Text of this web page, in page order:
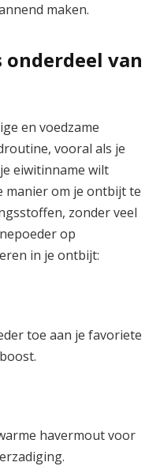
maken.
van
en voedzame
vooral als je
eiwitinname wilt
manier om je ontbijt te
zonder veel
op
in je ontbijt:
toe aan je favoriete
havermout voor